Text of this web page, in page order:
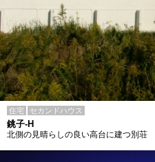
住宅 セカンドハウス
銚子-H
北側の見晴らしの良い高台に建つ別荘